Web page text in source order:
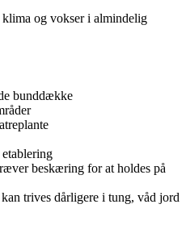
klima og vokser i almindelig
bunddække
beskæring for at holdes på
trives dårligere i tung, våd jord